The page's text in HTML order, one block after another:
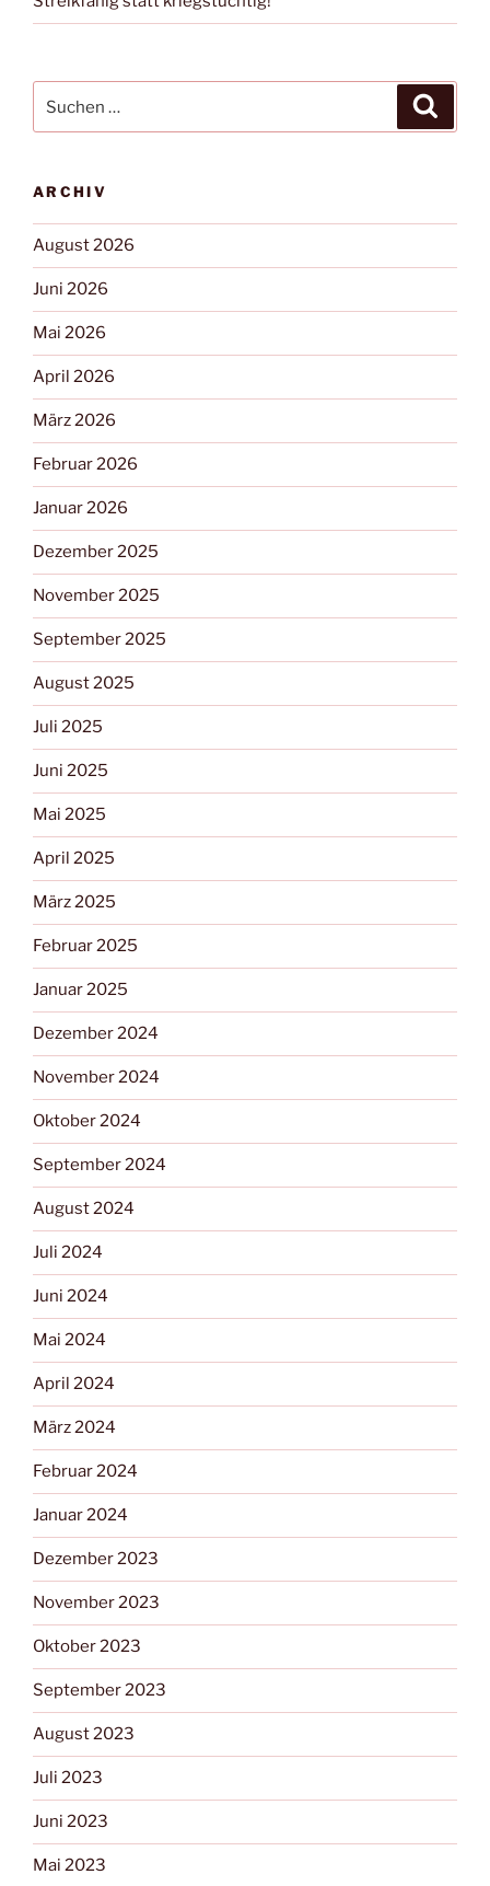
ARCHIV
August 2026
Juni 2026
Mai 2026
April 2026
März 2026
Februar 2026
Januar 2026
Dezember 2025
November 2025
September 2025
August 2025
Juli 2025
Juni 2025
Mai 2025
April 2025
März 2025
Februar 2025
Januar 2025
Dezember 2024
November 2024
Oktober 2024
September 2024
August 2024
Juli 2024
Juni 2024
Mai 2024
April 2024
März 2024
Februar 2024
Januar 2024
Dezember 2023
November 2023
Oktober 2023
September 2023
August 2023
Juli 2023
Juni 2023
Mai 2023